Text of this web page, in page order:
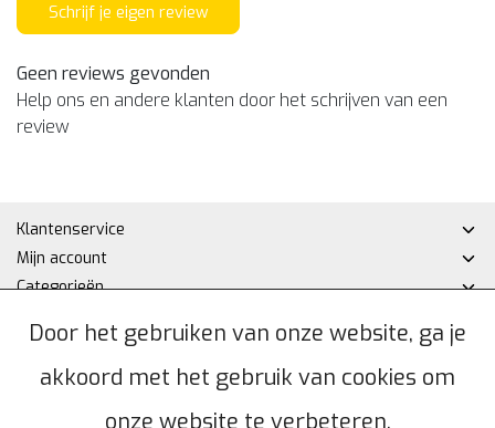
Schrijf je eigen review
Geen reviews gevonden
Help ons en andere klanten door het schrijven van een
review
Klantenservice
Mijn account
Categorieën
© Copyright 2026 - Hakan DHZ | Realisatie InStijl Media
Door het gebruiken van onze website, ga je
akkoord met het gebruik van cookies om